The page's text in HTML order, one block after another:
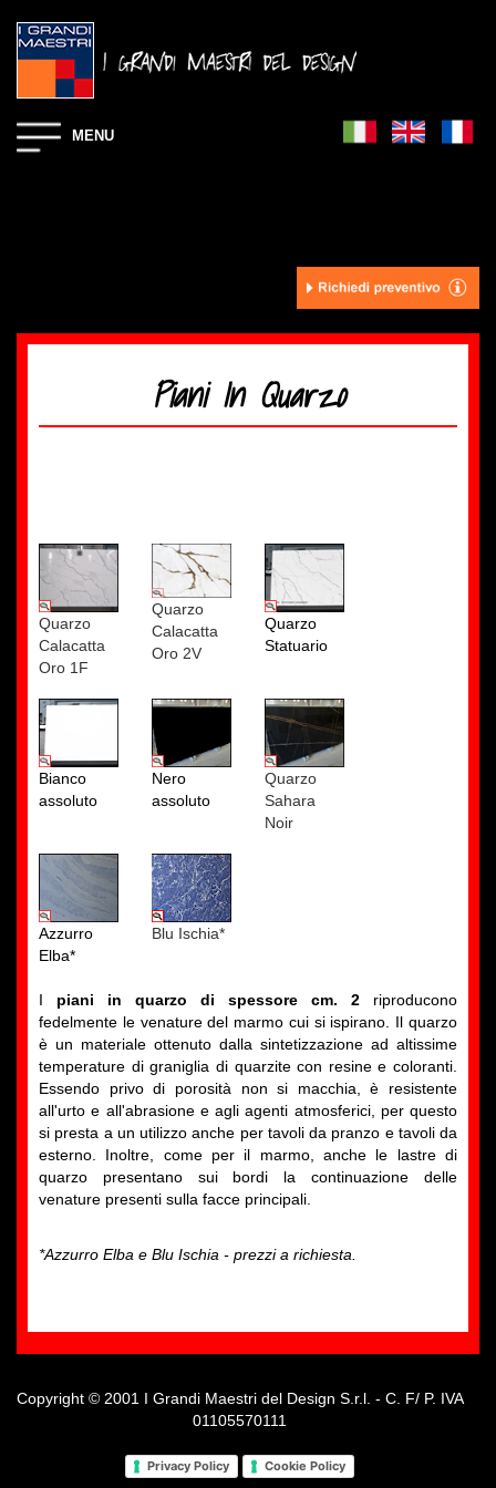
MENU
Piani In Quarzo
Quarzo
Calacatta
Oro 1F
Quarzo
Calacatta
Oro 2V
Quarzo
Statuario
Bianco
assoluto
Nero
assoluto
Quarzo
Sahara
Noir
Azzurro
Elba*
Blu Ischia*
I piani in quarzo di spessore cm. 2 riproducono
fedelmente le venature del marmo cui si ispirano. Il quarzo
è un materiale ottenuto dalla sintetizzazione ad altissime
temperature di graniglia di quarzite con resine e coloranti.
Essendo privo di porosità non si macchia, è resistente
all'urto e all'abrasione e agli agenti atmosferici, per questo
si presta a un utilizzo anche per tavoli da pranzo e tavoli da
esterno. Inoltre, come per il marmo, anche le lastre di
quarzo presentano sui bordi la continuazione delle
venature presenti sulla facce principali.
*Azzurro Elba e Blu Ischia - prezzi a richiesta.
Copyright © 2001 I Grandi Maestri del Design S.r.l. - C. F/ P. IVA
01105570111
Privacy Policy Cookie Policy